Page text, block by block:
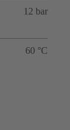
12 bar
60 °C